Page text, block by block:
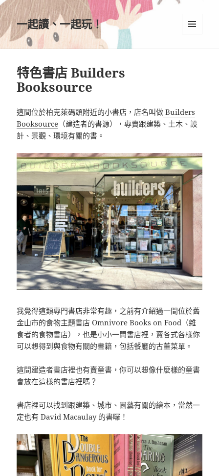
一起讀、一起玩！
特色書店 Builders
Booksource
這間位於柏克萊碼頭附近的小書店，店名叫做 Builders
Booksource （建造者的書源），專賣跟建築、土木、設
計、景觀、環境有關的書。
我覺得這類專門書店非常有趣，之前有介紹過一間位於舊
金山市的食物主題書店 Omnivore Books on Food（雜
食者的食物書店），也是小小一間書店裡，賣各式各樣你
可以想得到與食物有關的書籍，包括餐廳的古董菜單。
這間建造者書店裡也有賣童書，你可以想像什麼樣的童書
會放在這樣的書店裡嗎？
書店裡可以找到跟建築、城市、園藝有關的繪本，當然一
定也有 David Macaulay 的書囉！